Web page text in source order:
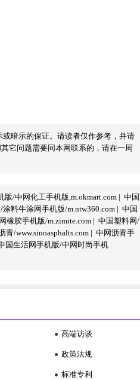
暗示的保证。请读者仅作参考，并请
它问题需要同本网联系的，请在一周
版/中网化工手机版,m.okmart.com | 中国
料牛涂网手机版/m.ntw360.com | 中国
橡胶手机版/m.zimite.com | 中国塑料网/
青/www.sinoasphalts.com | 中网沥青手
国生活网手机版/中网时尚手机
高端访谈
政策法规
标准专利